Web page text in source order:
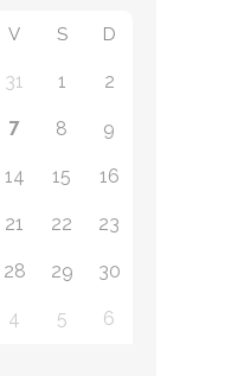
V S D
31 1 2
7 8 9
14 15 16
21 22 23
28 29 30
4 5 6